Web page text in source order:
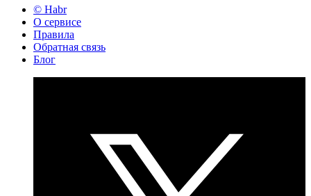
© Habr
О сервисе
Правила
Обратная связь
Блог